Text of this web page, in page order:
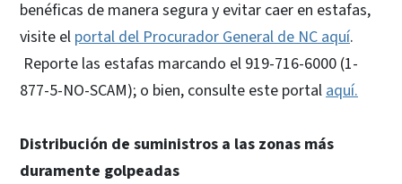
benéficas de manera segura y evitar caer en estafas,
visite el portal del Procurador General de NC aquí.
Reporte las estafas marcando el 919-716-6000 (1-
877-5-NO-SCAM); o bien, consulte este portal aquí.
Distribución de suministros a las zonas más
duramente golpeadas